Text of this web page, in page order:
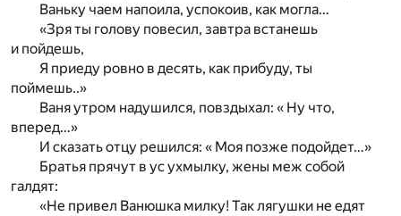
Ваньку чаем напоила, успокоив, как могла…
«Зря ты голову повесил, завтра встанешь
и пойдешь,
Я приеду ровно в десять, как прибуду, ты
поймешь..»
Ваня утром надушился, повздыхал: « Ну что,
вперед…»
И сказать отцу решился: « Моя позже подойдет…»
Братья прячут в ус ухмылку, жены меж собой
галдят:
«Не привел Ванюшка милку! Так лягушки не едят